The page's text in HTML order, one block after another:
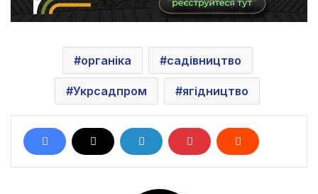
органіка садівництво
Укрсадпром ягідництво